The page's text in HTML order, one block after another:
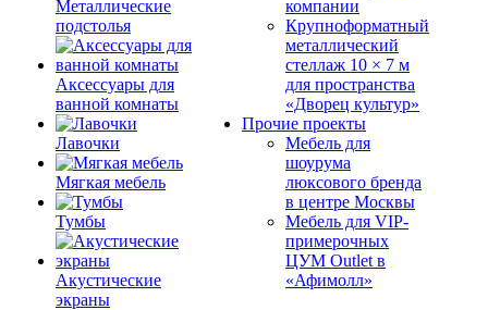
Металлические
подстолья
Аксессуары для
ванной комнаты
Лавочки
Мягкая мебель
Тумбы
Акустические
экраны
компании
Крупноформатный
металлический
стеллаж 10 × 7 м
для пространства
«Дворец культур»
Прочие проекты
Мебель для
шоурума
люксового бренда
в центре Москвы
Мебель для VIP-
примерочных
ЦУМ Outlet в
«Афимолл»